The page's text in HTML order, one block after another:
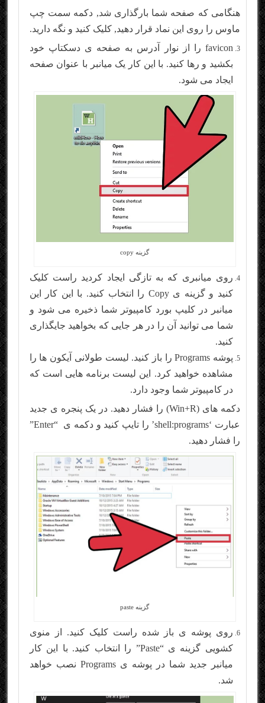
هنگامی که صفحه شما بارگذاری شد, دکمه سمت چپ
ماوس را روی این نماد قرار دهید, کلیک کنید و نگه دارید.
favicon را از نوار آدرس به صفحه ی دسکتاپ خود
بکشید و رها کنید. با این کار یک میانبر با عنوان صفحه
ایجاد می شود.
گزینه copy
روی میانبری که به تازگی ایجاد کردید راست کلیک
کنید و گزینه ی Copy را انتخاب کنید. با این کار این
میانبر در کلیپ بورد کامپیوتر شما ذخیره می شود و
شما می توانید آن را در هر جایی که بخواهید جایگذاری
کنید.
پوشه Programs را باز کنید. لیست طولانی آیکون ها را
مشاهده خواهید کرد. این لیست برنامه هایی است که
در کامپیوتر شما وجود دارد.
دکمه های (Win+R) را فشار دهید. در یک پنجره ی جدید
عبارت ‘shell:programs’ را تایپ کنید و دکمه ی “Enter”
را فشار دهید.
گزینه paste
روی پوشه ی باز شده راست کلیک کنید. از منوی
کشویی گزینه ی “Paste” را انتخاب کنید. با این کار
میانبر جدید شما در پوشه ی Programs نصب خواهد
شد.